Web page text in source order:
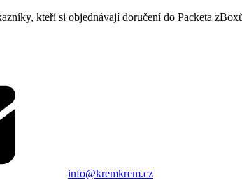
kteří si objednávají doručení do Packeta
info@kremkrem.cz